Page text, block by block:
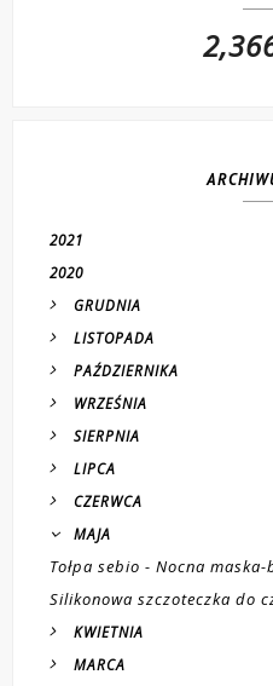
2021
2020
GRUDNIA
LISTOPADA
PAŹDZIERNIKA
WRZEŚNIA
SIERPNIA
LIPCA
CZERWCA
MAJA
Tołpa sebio - Nocna
Silikonowa szczoteczka do
KWIETNIA
MARCA